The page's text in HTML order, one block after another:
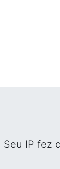
Seu IP fez